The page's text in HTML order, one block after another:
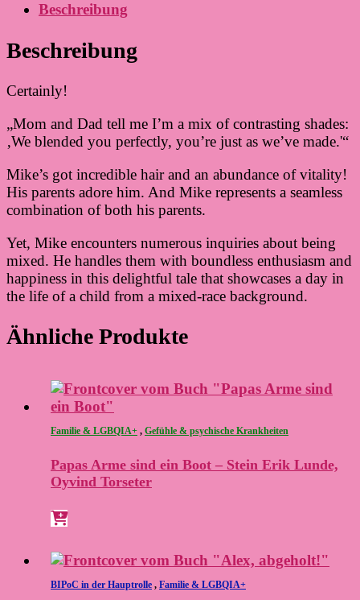
Beschreibung
Beschreibung
Certainly!
„Mom and Dad tell me I’m a mix of contrasting shades:
‚We blended you perfectly, you’re just as we’ve made.'“
Mike’s got incredible hair and an abundance of vitality!
His parents adore him. And Mike represents a seamless
combination of both his parents.
Yet, Mike encounters numerous inquiries about being
mixed. He handles them with boundless enthusiasm and
happiness in this delightful tale that showcases a day in
the life of a child from a mixed-race background.
Ähnliche Produkte
Familie & LGBQIA+ , Gefühle & psychische Krankheiten
Papas Arme sind ein Boot – Stein Erik Lunde,
Oyvind Torseter
BIPoC in der Hauptrolle , Familie & LGBQIA+